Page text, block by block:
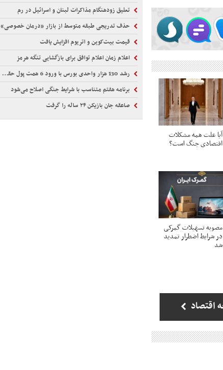
آیا علت همه مشکلات
اقتصادی جنگ است؟
مصوبه تسهیلات گمرکی
در شرایط اضطرار تمدید
شد
اقتصاد
تعلیق زودهنگام مذاکرات لبنان و اسرائیل در رم
حذف تدریجی طبقه متوسط از بازار «درمان خصوصی»
قیمت بیت‌کوین و اتریوم افزایش یافت
اعلام زمان اعلام توافق برای بازگشایی تنگه هرمز
رشد 130 هزار واحدی بورس با ورود 6 همت پول حقیقی
برنامه هفتم متناسب با شرایط جنگی اصلاح می‌شود
صاعقه جان بازیکن ۲۴ ساله را گرفت